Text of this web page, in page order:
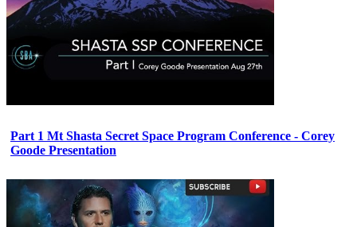
Part 1 Mt Shasta Secret Space Program Conference - Corey
Goode Presentation